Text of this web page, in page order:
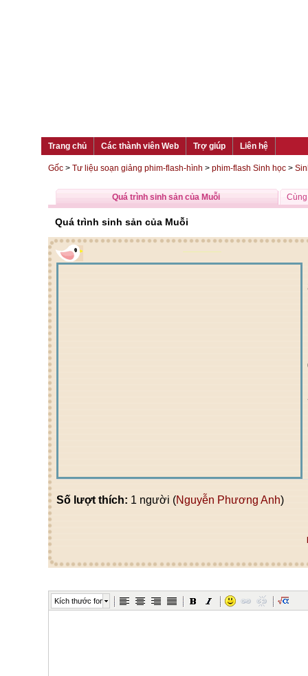
Trang chủ Các thành viên Web Trợ giúp Liên hệ
Gốc > Tư liệu soạn giảng phim-flash-hình > phim-flash Sinh học >
Quá trình sinh sản của Muỗi
Quá trình sinh sản của Muỗi
Số lượt thích: 1 người (Nguyễn Phương Anh)
Kích thước font